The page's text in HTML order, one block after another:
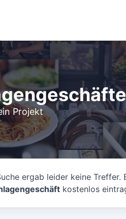
Projekt
ergab leider keine
kostenlos